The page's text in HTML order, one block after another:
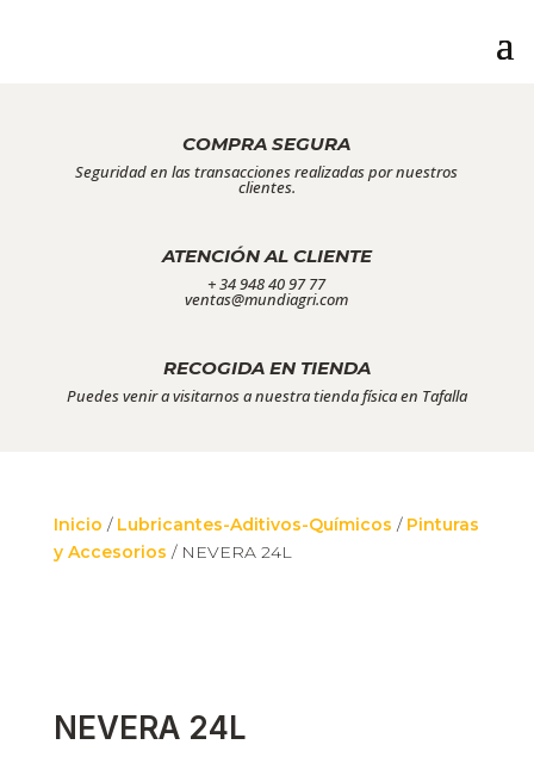
COMPRA SEGURA
Seguridad en las transacciones realizadas por nuestros
clientes.
ATENCIÓN AL CLIENTE
+ 34 948 40 97 77
ventas@mundiagri.com
RECOGIDA EN TIENDA
Puedes venir a visitarnos a nuestra tienda física en Tafalla
Inicio / Lubricantes-Aditivos-Químicos / Pinturas
y Accesorios / NEVERA 24L
NEVERA 24L